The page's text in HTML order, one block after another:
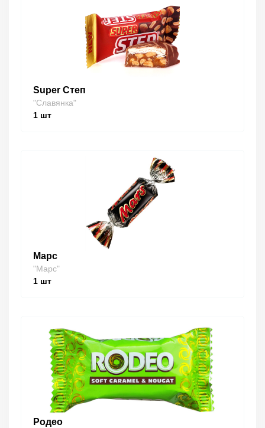
Super Степ
"Славянка"
1 шт
Марс
"Марс"
1 шт
Родео